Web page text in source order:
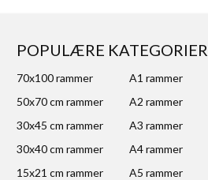
POPULÆRE KATEGORIER
70x100 rammer
A1 rammer
50x70 cm rammer
A2 rammer
30x45 cm rammer
A3 rammer
30x40 cm rammer
A4 rammer
15x21 cm rammer
A5 rammer